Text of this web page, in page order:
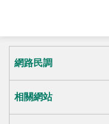
網路民調
相關網站